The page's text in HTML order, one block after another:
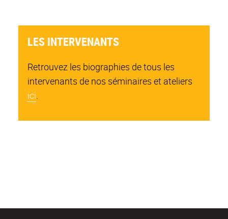
LES INTERVENANTS
Retrouvez les biographies de tous les
intervenants de nos séminaires et ateliers
ici.